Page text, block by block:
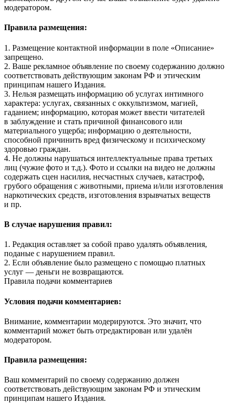
модератором.
Правила размещения:
1. Размещение контактной информации в поле «Описание»
запрещено.
2. Ваше рекламное объявление по своему содержанию должно
соответствовать действующим законам РФ и этическим
принципам нашего Издания.
3. Нельзя размещать информацию об услугах интимного
характера: услугах, связанных с оккультизмом, магией,
гаданием; информацию, которая может ввести читателей
в заблуждение и стать причиной финансового или
материального ущерба; информацию о деятельности,
способной причинить вред физическому и психическому
здоровью граждан.
4. Не должны нарушаться интеллектуальные права третьих
лиц (чужие фото и т.д.). Фото и ссылки на видео не должны
содержать сцен насилия, несчастных случаев, катастроф,
грубого обращения с животными, приема и/или изготовления
наркотических средств, изготовления взрывчатых веществ
и пр.
В случае нарушения правил:
1. Редакция оставляет за собой право удалять объявления,
поданые с нарушением правил.
2. Если объявление было размещено с помощью платных
услуг — деньги не возвращаются.
Правила подачи комментариев
Условия подачи комментариев:
Внимание, комментарии модерируются. Это значит, что
комментарий может быть отредактирован или удалён
модератором.
Правила размещения:
Ваш комментарий по своему содержанию должен
соответствовать действующим законам РФ и этическим
принципам нашего Издания.